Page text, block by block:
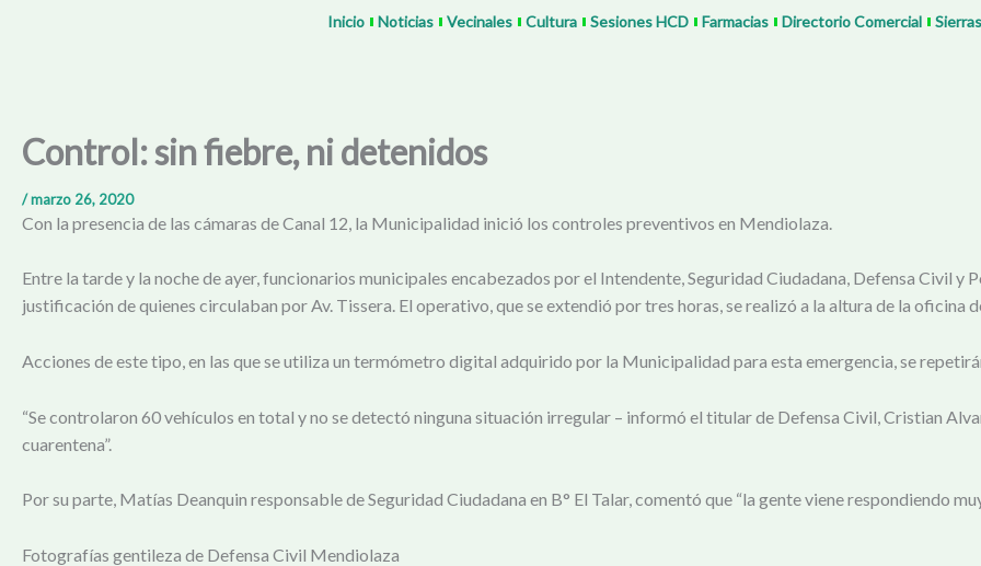
Inicio Noticias Vecinales Cultura Sesiones HCD Farmacias Directorio Comercial
Control: sin fiebre, ni detenidos
/marzo 26, 2020
Con la presencia de las cámaras de Canal 12, la Municipalidad inició los controles preventivos en Mendiolaza.
Entre la tarde y la noche de ayer, funcionarios municipales encabezados por el Intendente, Seguridad Ciudadana, Defensa Civil
justificación de quienes circulaban por Av. Tissera. El operativo, que se extendió por tres horas, se realizó a la altura de la oficina
Acciones de este tipo, en las que se utiliza un termómetro digital adquirido por la Municipalidad para esta emergencia, se
“Se controlaron 60 vehículos en total y no se detectó ninguna situación irregular – informó el titular de Defensa Civil, Cristian
cuarentena”.
Por su parte, Matías Deanquin responsable de Seguridad Ciudadana en B° El Talar, comentó que “la gente viene respondiendo
Fotografías gentileza de Defensa Civil Mendiolaza